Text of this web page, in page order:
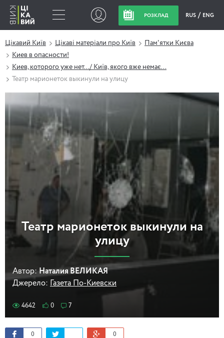
РОЗКЛАД RUS ENG
Цікавий Київ Цікаві матеріали про Київ
Пам'ятки Києва
Киев в опасности!
Киев, которого уже нет.../ Київ, якого вже немає...
Театр марионеток выкинули на улицу
Театр марионеток выкинули на
улицу
Автор: Наталия ВЕЛИКАЯ
Джерело:
Газета По-Киевски
4642 0 7
0 0